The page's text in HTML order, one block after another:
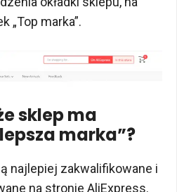
„Top marka”.
sklep ma
marka”?
najlepiej zakwalifikowane i
na stronie AliExpress.